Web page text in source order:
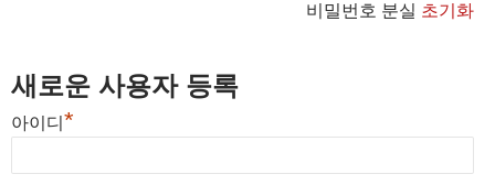
비밀번호 분실 초기화
새로운 사용자 등록
아이디 *